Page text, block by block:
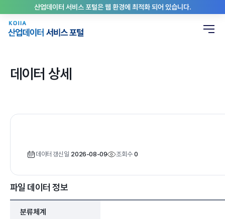
산업데이터 서비스 포털은 웹 환경에 최적화 되어 있습니다.
데이터 상세
데이터 갱신일 2026-08-09 조회수 0
파일 데이터 정보
분류체계